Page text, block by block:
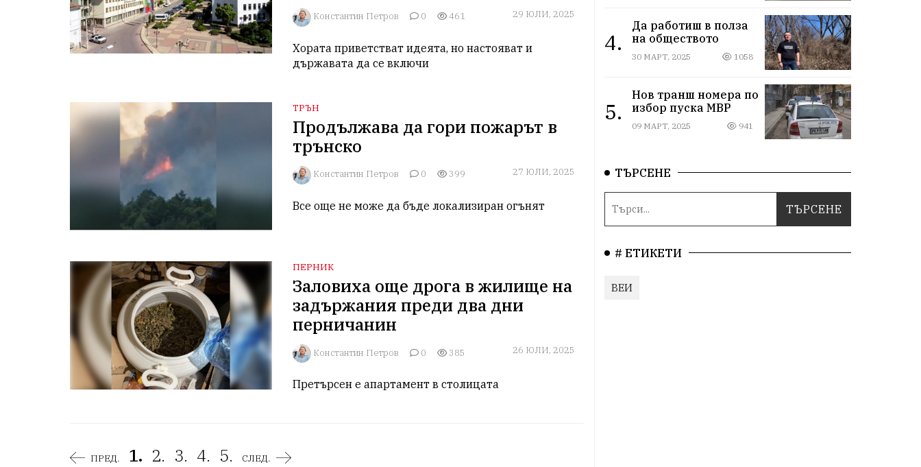
Константин Петров 0 461 29 ЮЛИ, 2025
Хората приветстват идеята, но настояват и
държавата да се включи
ТРЪН
Продължава да гори пожарът в
трънско
Константин Петров 0 399 27 ЮЛИ, 2025
Все още не може да бъде локализиран огънят
ПЕРНИК
Заловиха още дрога в жилище на
задържания преди два дни
перничанин
Константин Петров 0 385 26 ЮЛИ, 2025
Претърсен е апартамент в столицата
ПРЕД. 1. 2. 3. 4. 5. СЛЕД.
4.
Да работиш в полза
на обществото
30 МАРТ, 2025 1058
5.
Нов транш номера по
избор пуска МВР
09 МАРТ, 2025 941
ТЪРСЕНЕ
# ЕТИКЕТИ
ВЕИ